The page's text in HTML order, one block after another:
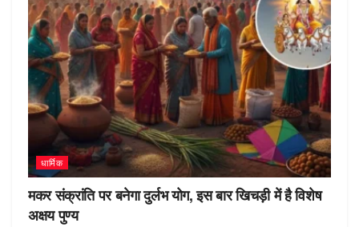
धार्मिक
मकर संक्रांति पर बनेगा दुर्लभ योग, इस बार खिचड़ी में है विशेष
अक्षय पुण्य